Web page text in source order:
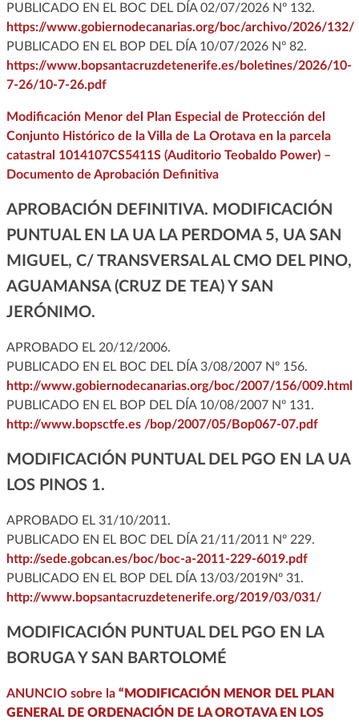
PUBLICADO EN EL BOC DEL DÍA 02/07/2026 Nº 132.
https://www.gobiernodecanarias.org/boc/archivo/2026/132/
PUBLICADO EN EL BOP DEL DÍA 10/07/2026 Nº 82.
https://www.bopsantacruzdetenerife.es/boletines/2026/10-
7-26/10-7-26.pdf
Modificación Menor del Plan Especial de Protección del
Conjunto Histórico de la Villa de La Orotava en la parcela
catastral 1014107CS5411S (Auditorio Teobaldo Power) –
Documento de Aprobación Definitiva
APROBACIÓN DEFINITIVA. MODIFICACIÓN
PUNTUAL EN LA UA LA PERDOMA 5, UA SAN
MIGUEL, C/ TRANSVERSAL AL CMO DEL PINO,
AGUAMANSA (CRUZ DE TEA) Y SAN
JERÓNIMO.
APROBADO EL 20/12/2006.
PUBLICADO EN EL BOC DEL DÍA 3/08/2007 Nº 156.
http://www.gobiernodecanarias.org/boc/2007/156/009.html
PUBLICADO EN EL BOP DEL DÍA 10/08/2007 Nº 131.
http://www.bopsctfe.es /bop/2007/05/Bop067-07.pdf
MODIFICACIÓN PUNTUAL DEL PGO EN LA UA
LOS PINOS 1.
APROBADO EL 31/10/2011.
PUBLICADO EN EL BOC DEL DÍA 21/11/2011 Nº 229.
http://sede.gobcan.es/boc/boc-a-2011-229-6019.pdf
PUBLICADO EN EL BOP DEL DÍA 13/03/2019Nº 31.
http://www.bopsantacruzdetenerife.org/2019/03/031/
MODIFICACIÓN PUNTUAL DEL PGO EN LA
BORUGA Y SAN BARTOLOMÉ
ANUNCIO sobre la “MODIFICACIÓN MENOR DEL PLAN
GENERAL DE ORDENACIÓN DE LA OROTAVA EN LOS